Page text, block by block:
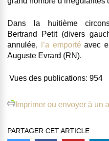
Dans la huitième
Bertrand Petit (divers
annulée,
l’a emporté avec
Auguste Evrard (RN).
Vues des publications: 954
Imprimer ou envoyer à un
PARTAGER CET ARTICLE